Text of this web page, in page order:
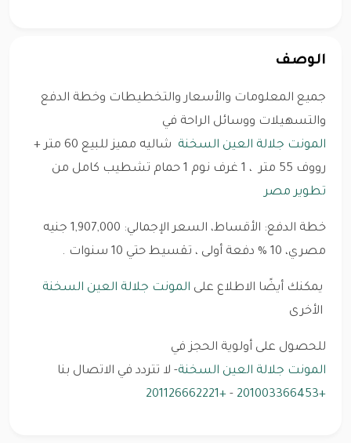
الوصف
جميع المعلومات والأسعار والتخطيطات وخطة الدفع
والتسهيلات ووسائل الراحة في
المونت جلالة العين السخنة شاليه مميز
للبيع 60 متر +
رووف 55 متر ، 1 غرف نوم 1 حمام تشطيب كامل من
تطوير مصر
خطة الدفع: الأقساط، السعر الإجمالي: 1,907,000 جنيه
مصري، 10 % دفعة أولى ، تقسيط حتي 10 سنوات .
يمكنك أيضًا الاطلاع على المونت جلالة العين السخنة
الأخرى
للحصول على أولوية الحجز في
المونت جلالة العين السخنة- لا تتردد في الاتصال بنا
+201003366453
-
+201126662221